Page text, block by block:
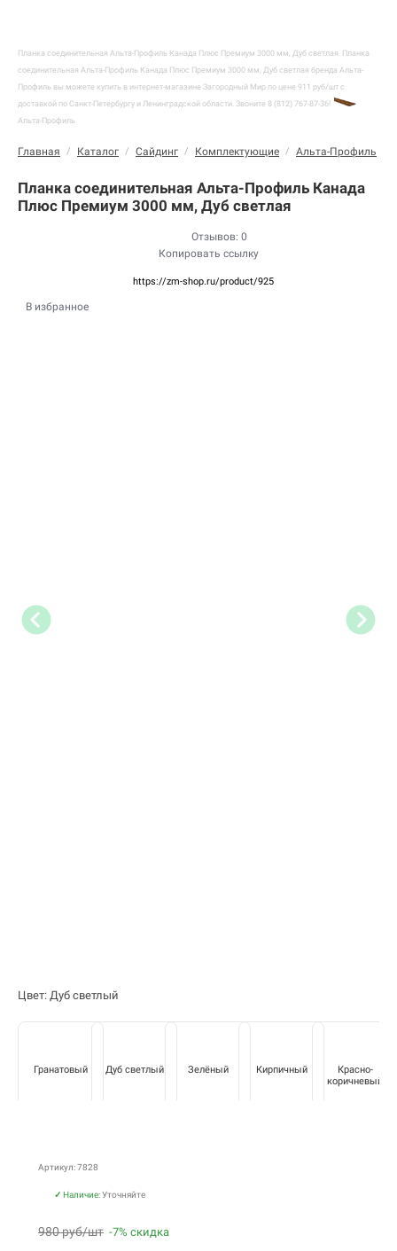
Планка соединительная Альта-Профиль Канада Плюс Премиум 3000 мм, Дуб светлая
Планка
соединительная Альта-Профиль Канада Плюс Премиум 3000 мм, Дуб светлая бренда Альта-
Профиль вы можете купить в интернет-магазине Загородный Мир по цене 911 руб/шт с
доставкой по Санкт-Петербургу и Ленинградской области. Звоните 8 (812) 767-87-36!
Альта-Профиль
Главная / Каталог / Сайдинг / Комплектующие / Альта-Профиль
Планка соединительная Альта-Профиль Канада
Плюс Премиум 3000 мм, Дуб светлая
Отзывов: 0
Копировать ссылку
https://zm-shop.ru/product/925
В избранное
Цвет: Дуб светлый
Гранатовый Дуб светлый Зелёный Кирпичный
Красно-
коричневый
Артикул: 7828
✓ Наличие:Уточняйте
980 руб/шт -7% скидка